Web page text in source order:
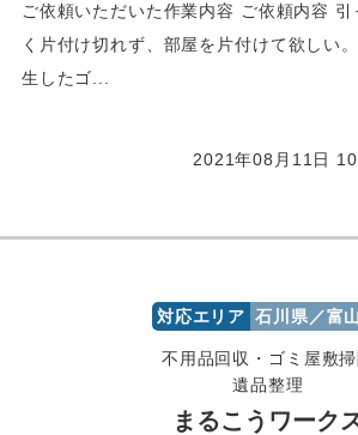
お問い合わせ
ご依頼いただいた作業内容 ご依頼内容 引
く片付け切れず、部屋を片付けて欲しい
生したゴ...
2021年08月11日
対応エリア 石川県／富
不用品回収・ゴミ屋敷掃
遺品整理
まるこうワーク